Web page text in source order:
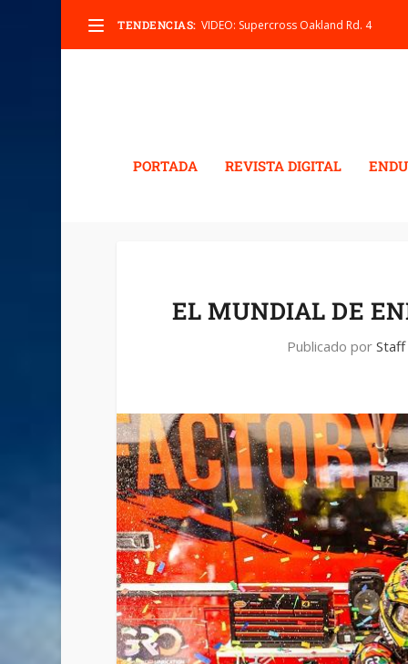
TENDENCIAS: VIDEO: Supercross Oakland Rd. 4
PORTADA REVISTA DIGITAL
EL MUNDIAL DE
Publicado por Staff